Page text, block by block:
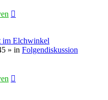
im Elchwinkel
» in Folgendiskussion